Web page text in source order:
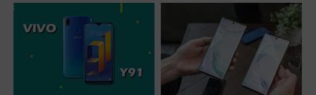
Budaya dan Edukasi untuk Liburan